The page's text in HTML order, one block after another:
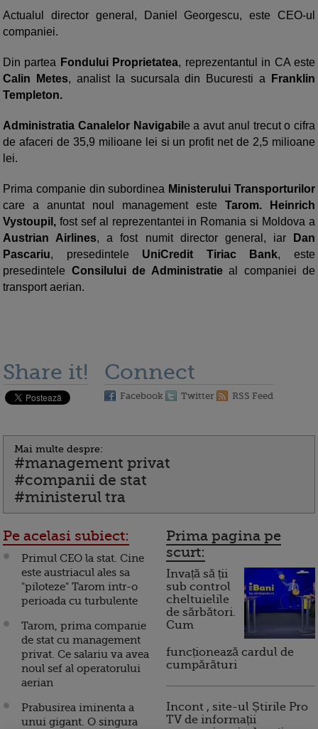
Actualul director general, Daniel Georgescu, este CEO-ul
companiei.
Din partea Fondului Proprietatea, reprezentantul in CA este
Calin Metes, analist la sucursala din Bucuresti a
Franklin
Templeton.
Administratia Canalelor Navigabil e a avut anul trecut o cifra
de afaceri de 35,9 milioane lei si un profit net de 2,5 milioane
lei.
Prima companie din subordinea Ministerului Transporturilor
care a anuntat noul management este Tarom. Heinrich
Vystoupil, fost sef al reprezentantei in Romania si Moldova a
Austrian Airlines, a fost numit director general, iar
Dan
Pascariu, presedintele UniCredit Tiriac Bank, este
presedintele Consilului de Administratie al companiei de
transport aerian.
Share it! Connect
Facebook Twitter RSS Feed
Mai multe despre:
#management privat
#companii de stat
#ministerul tra
Pe acelasi subiect:
Primul CEO la stat. Cine
este austriacul ales sa
"piloteze" Tarom intr-o
perioada cu turbulente
Tarom, prima companie
de stat cu management
privat. Ce salariu va avea
noul sef al operatorului
aerian
Prabusirea iminenta a
unui gigant. O singura
Prima pagina pe
scurt:
Invață să ții
sub control
cheltuielile
de sărbători.
Cum
funcționează cardul de
cumpărături
Incont , site-ul Știrile Pro
TV de informații